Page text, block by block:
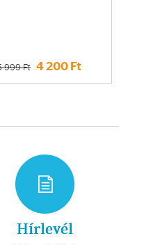
999 Ft 4 200 Ft
Hírlevél